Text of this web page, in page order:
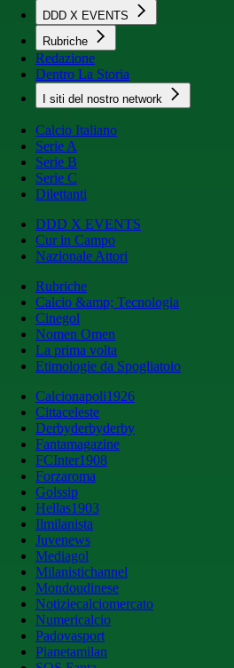
DDD X EVENTS
Rubriche
Redazione
Dentro La Storia
I siti del nostro network
Calcio Italiano
Serie A
Serie B
Serie C
Dilettanti
DDD X EVENTS
Cur in Campo
Nazionale Attori
Rubriche
Calcio &amp; Tecnologia
Cinegol
Nomen Omen
La prima volta
Etimologie da Spogliatoio
Calcionapoli1926
Cittaceleste
Derbyderbyderby
Fantamagazine
FCInter1908
Forzaroma
Golssip
Hellas1903
Ilmilanista
Juvenews
Mediagol
Milanistichannel
Mondoudinese
Notiziecalciomercato
Numericalcio
Padovasport
Pianetamilan